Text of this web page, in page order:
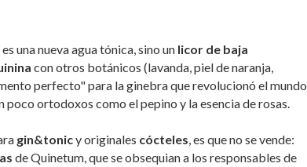
una nueva agua tónica, sino un licor de baja
con otros botánicos (lavanda, piel de naranja,
perfecto" para la ginebra que revolucionó el mundo
ortodoxos como el pepino y la esencia de rosas.
gin&tonicy originales cócteles, es que no se vende:
de Quinetum, que se obsequian a los responsables de